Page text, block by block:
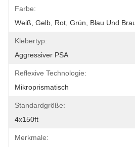
Farbe:
Weiß, Gelb, Rot, Grün, Blau Und
Klebertyp:
Aggressiver PSA
Reflexive Technologie:
Mikroprismatisch
Standardgröße:
4x150ft
Merkmale: